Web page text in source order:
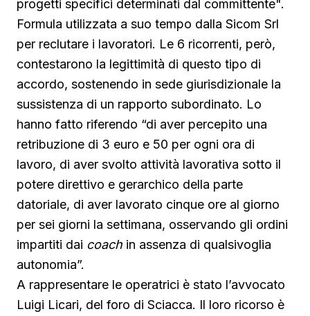
progetti specifici determinati dal committente".
Formula utilizzata a suo tempo dalla Sicom Srl
per reclutare i lavoratori. Le 6 ricorrenti, però,
contestarono la legittimità di questo tipo di
accordo, sostenendo in sede giurisdizionale la
sussistenza di un rapporto subordinato. Lo
hanno fatto riferendo “di aver percepito una
retribuzione di 3 euro e 50 per ogni ora di
lavoro, di aver svolto attività lavorativa sotto il
potere direttivo e gerarchico della parte
datoriale, di aver lavorato cinque ore al giorno
per sei giorni la settimana, osservando gli ordini
impartiti dai coach in assenza di qualsivoglia
autonomia”.
A rappresentare le operatrici è stato l’avvocato
Luigi Licari, del foro di Sciacca. Il loro ricorso è